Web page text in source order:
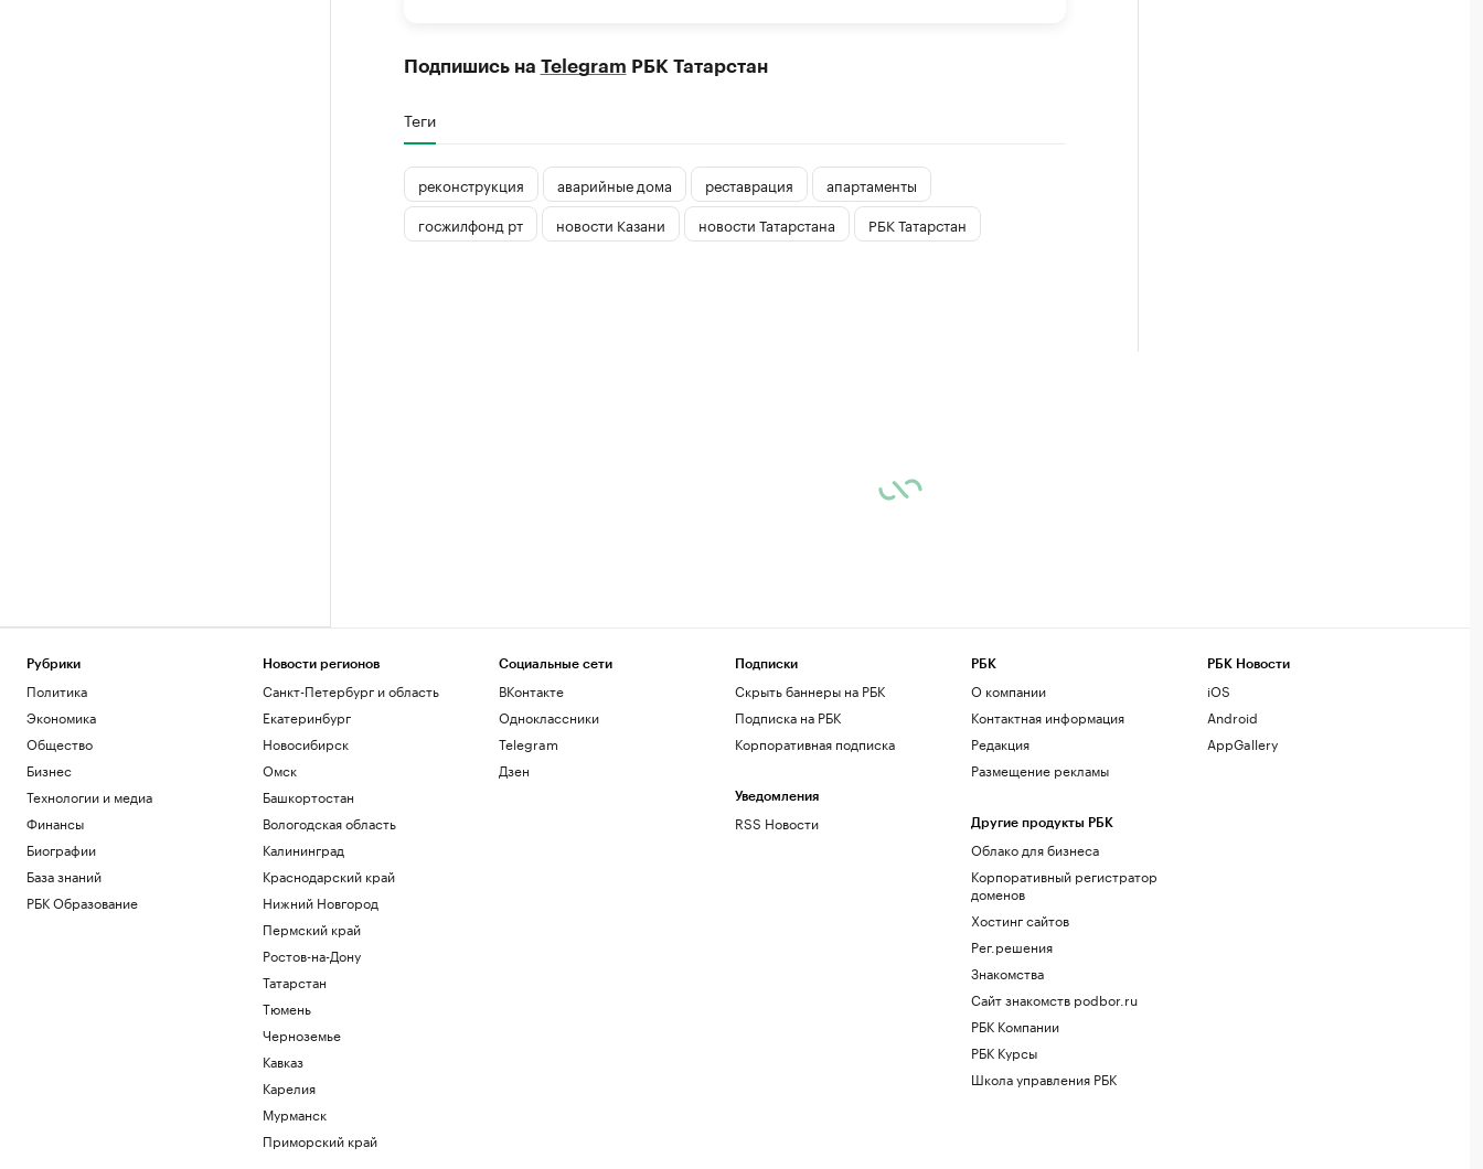
Подпишись на Telegram РБК Татарстан
Теги
реконструкция аварийные дома реставрация
апартаменты
госжилфонд рт
новости Казани новости Татарстана РБК Татарстан
Рубрики
Политика
Экономика
Общество
Бизнес
Технологии и медиа
Финансы
Биографии
База знаний
РБК Образование
Новости регионов
Санкт-Петербург и область
Екатеринбург
Новосибирск
Омск
Башкортостан
Вологодская область
Калининград
Краснодарский край
Нижний Новгород
Пермский край
Ростов-на-Дону
Татарстан
Тюмень
Черноземье
Кавказ
Карелия
Мурманск
Приморский край
Социальные сети
ВКонтакте
Одноклассники
Telegram
Дзен
Подписки
Скрыть баннеры на РБК
Подписка на РБК
Корпоративная подписка
Уведомления
RSS Новости
РБК
О компании
Контактная информация
Редакция
Размещение рекламы
Другие продукты РБК
Облако для бизнеса
Корпоративный регистратор
доменов
Хостинг сайтов
Рег.решения
Знакомства
Сайт знакомств podbor.ru
РБК Компании
РБК Курсы
Школа управления РБК
РБК Новости
iOS
Android
AppGallery